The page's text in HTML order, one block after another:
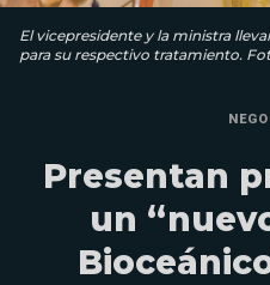
El vicepresidente y la ministra
para su respectivo tratamiento.
Presentan
un